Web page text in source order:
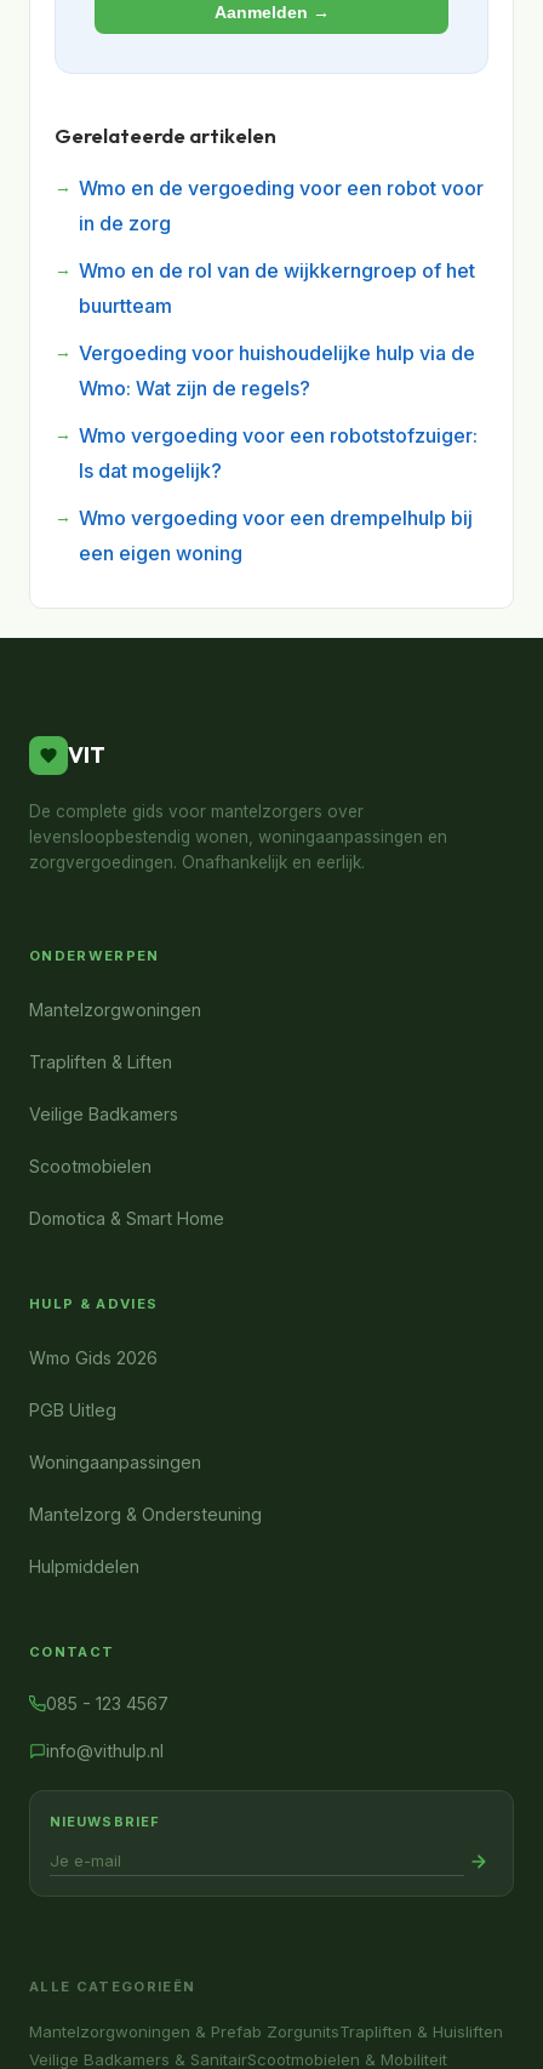
Aanmelden →
Gerelateerde artikelen
Wmo en de vergoeding voor een robot voor
in de zorg
Wmo en de rol van de wijkkerngroep of het
buurtteam
Vergoeding voor huishoudelijke hulp via de
Wmo: Wat zijn de regels?
Wmo vergoeding voor een robotstofzuiger:
Is dat mogelijk?
Wmo vergoeding voor een drempelhulp bij
een eigen woning
VIT
De complete gids voor mantelzorgers over
levensloopbestendig wonen, woningaanpassingen en
zorgvergoedingen. Onafhankelijk en eerlijk.
ONDERWERPEN
Mantelzorgwoningen
Trapliften & Liften
Veilige Badkamers
Scootmobielen
Domotica & Smart Home
HULP & ADVIES
Wmo Gids 2026
PGB Uitleg
Woningaanpassingen
Mantelzorg & Ondersteuning
Hulpmiddelen
CONTACT
085 - 123 4567
info@vithulp.nl
NIEUWSBRIEF
ALLE CATEGORIEËN
Mantelzorgwoningen & Prefab ZorgunitsTrapliften & Huisliften
Veilige Badkamers & SanitairScootmobielen & Mobiliteit